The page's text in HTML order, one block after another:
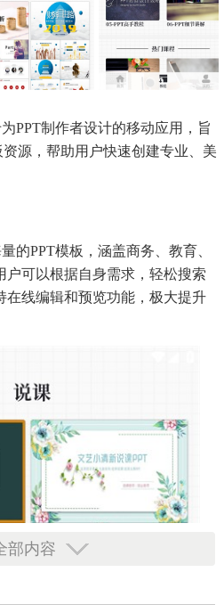
PPT制作者设计的移动应用，旨
源，帮助用户快速创建专业、美
的PPT模板，涵盖商务、教育、
户可以根据自身需求，轻松搜索
在线编辑和预览功能，极大提升
部内容